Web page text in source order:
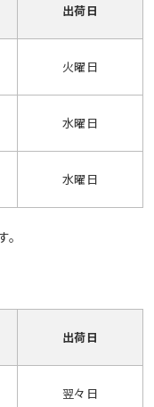
出荷日
火曜日
水曜日
水曜日
出荷日
翌々日